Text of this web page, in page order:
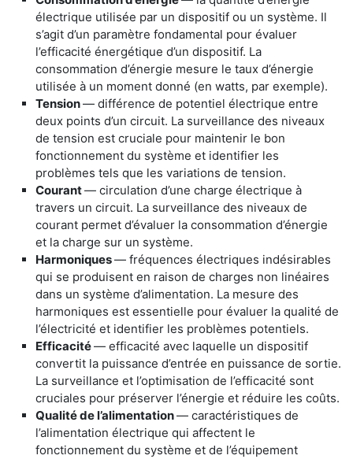
électrique utilisée par un dispositif ou un système. Il
s’agit d’un paramètre fondamental pour évaluer
l’efficacité énergétique d’un dispositif. La
consommation d’énergie mesure le taux d’énergie
utilisée à un moment donné (en watts, par exemple).
Tension— différence de potentiel électrique entre
deux points d’un circuit. La surveillance des niveaux
de tension est cruciale pour maintenir le bon
fonctionnement du système et identifier les
problèmes tels que les variations de tension.
Courant— circulation d’une charge électrique à
travers un circuit. La surveillance des niveaux de
courant permet d’évaluer la consommation d’énergie
et la charge sur un système.
Harmoniques— fréquences électriques indésirables
qui se produisent en raison de charges non linéaires
dans un système d’alimentation. La mesure des
harmoniques est essentielle pour évaluer la qualité de
l’électricité et identifier les problèmes potentiels.
Efficacité— efficacité avec laquelle un dispositif
convertit la puissance d’entrée en puissance de sortie.
La surveillance et l’optimisation de l’efficacité sont
cruciales pour préserver l’énergie et réduire les coûts.
Qualité de l’alimentation— caractéristiques de
l’alimentation électrique qui affectent le
fonctionnement du système et de l’équipement